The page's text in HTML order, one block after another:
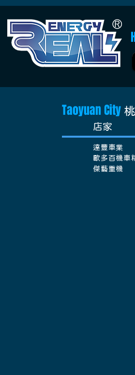
Taoyuan City
​店家
達豐車業
歐多百機車
傑藝重機